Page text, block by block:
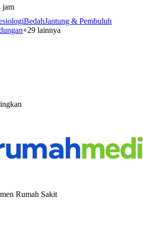
jam
BedahJantung & Pembuluh
+29 lainnya
Rumah Sakit